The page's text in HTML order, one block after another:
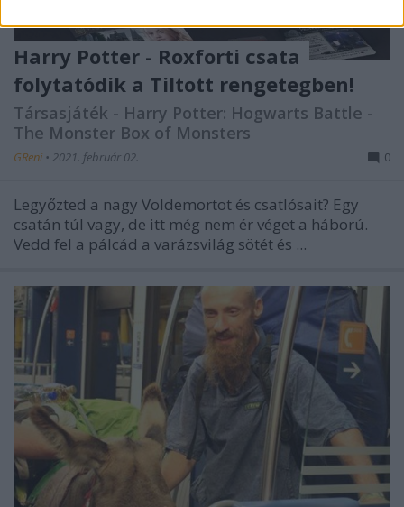
Harry Potter - Roxforti csata
folytatódik a Tiltott rengetegben!
Társasjáték - Harry Potter: Hogwarts Battle -
The Monster Box of Monsters
GReni • 2021. február 02. 0
Legyőzted a nagy Voldemortot és csatlósait? Egy
csatán túl vagy, de itt még nem ér véget a háború.
Vedd fel a pálcád a varázsvilág sötét és ...